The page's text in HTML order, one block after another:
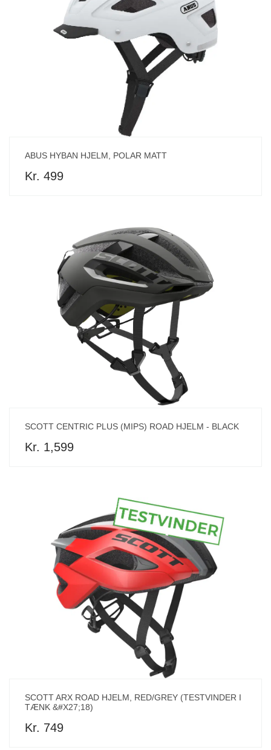
ABUS HYBAN HJELM, POLAR MATT
Kr. 499
SCOTT CENTRIC PLUS (MIPS) ROAD HJELM - BLACK
Kr. 1,599
SCOTT ARX ROAD HJELM, RED/GREY (TESTVINDER I
TÆNK &#X27;18)
Kr. 749